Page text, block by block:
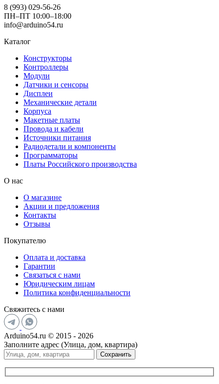
8 (993) 029-56-26
ПН–ПТ 10:00–18:00
info@arduino54.ru
Каталог
Конструкторы
Контроллеры
Модули
Датчики и сенсоры
Дисплеи
Механические детали
Корпуса
Макетные платы
Провода и кабели
Источники питания
Радиодетали и компоненты
Программаторы
Платы Российского производства
О нас
О магазине
Акции и предложения
Контакты
Отзывы
Покупателю
Оплата и доставка
Гарантии
Связаться с нами
Юридическим лицам
Политика конфиденциальности
Свяжитесь с нами
Arduino54.ru © 2015 - 2026
Заполните адрес (Улица, дом, квартира)
Сохранить